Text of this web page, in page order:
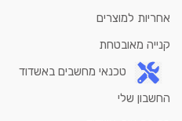
אחריות למוצרים
קנייה מאובטחת
טכנאי מחשבים באשדוד
החשבון שלי